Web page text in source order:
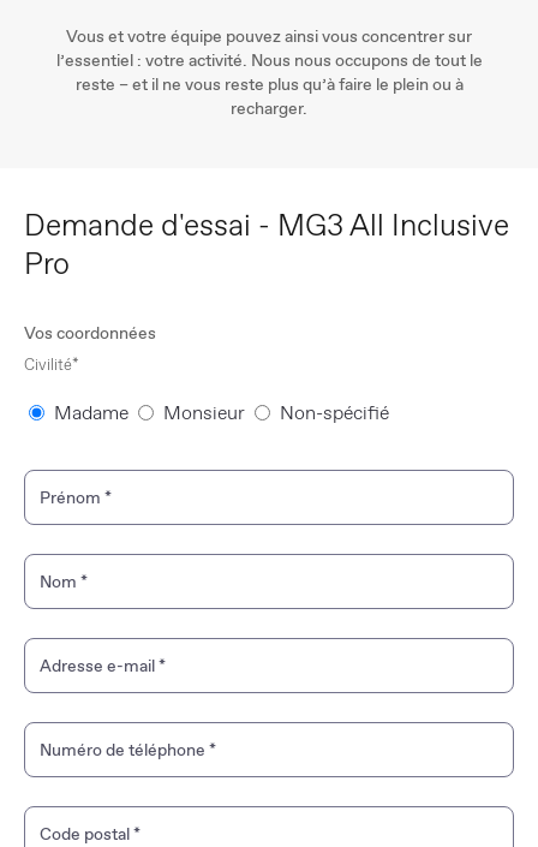
Vous et votre équipe pouvez ainsi vous concentrer sur
l’essentiel : votre activité. Nous nous occupons de tout le
reste – et il ne vous reste plus qu’à faire le plein ou à
recharger.
Demande d'essai - MG3 All Inclusive
Pro
Vos coordonnées
Civilité*
Madame Monsieur Non-spécifié
Prénom *
Nom *
Adresse e-mail*
Numéro de téléphone *
Code postal*